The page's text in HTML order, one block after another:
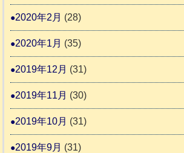
2020年2月 (28)
2020年1月 (35)
2019年12月 (31)
2019年11月 (30)
2019年10月 (31)
2019年9月 (31)